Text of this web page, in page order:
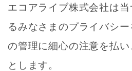
エコアライブ株式会社は
るみなさまのプライバシ
の管理に細心の注意を払
とします。